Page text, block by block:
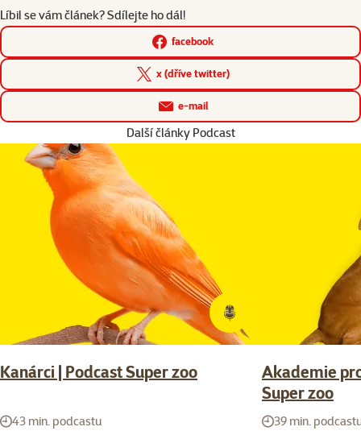
Líbil se vám článek? Sdílejte ho dál!
facebook
x (dříve twitter)
e-mail
Další články Podcast
Kanárci | Podcast Super zoo
43 min. podcastu
Akademie
Super zoo
39 min.